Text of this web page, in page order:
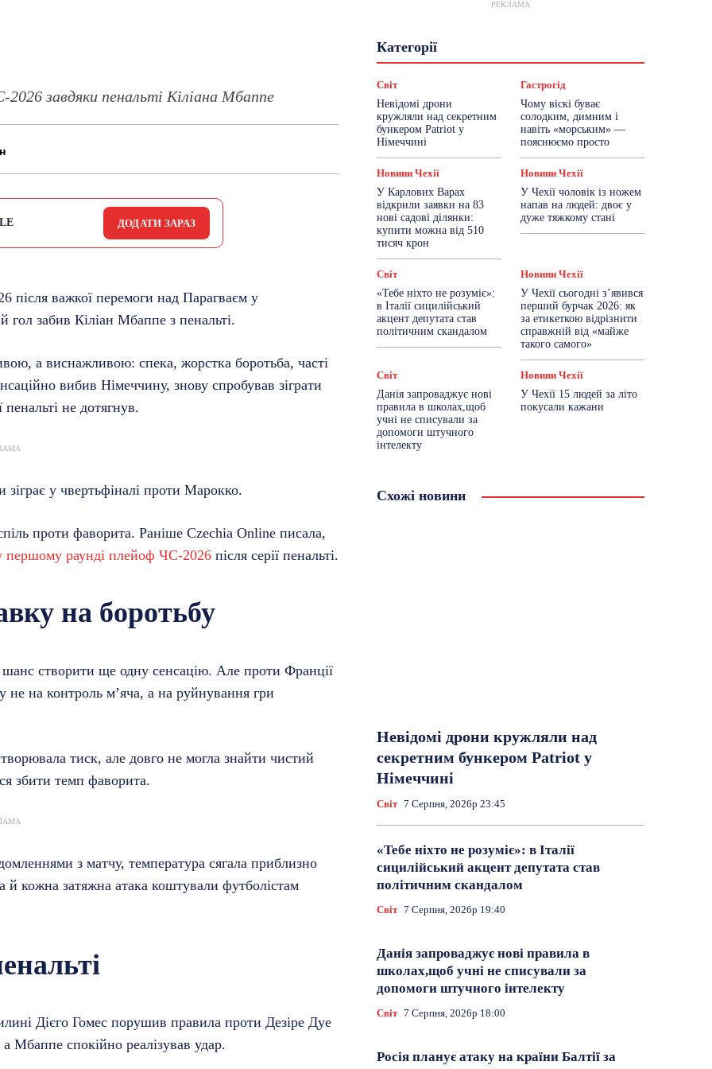
завдяки пенальті Кіліана Мбаппе
ДОДАТИ ЗАРАЗ
після важкої перемоги над Парагваєм у
забив Кіліан Мбаппе з пенальті.
а виснажливою: спека, жорстка боротьба, часті
вибив Німеччину, знову спробував зіграти
не дотягнув.
у чвертьфіналі проти Марокко.
проти фаворита. Раніше Czechia Online писала,
першому раунді плейоф ЧС-2026 після серії пенальті.
на боротьбу
створити ще одну сенсацію. Але проти Франції
не на контроль м’яча, а на руйнування гри
тиск, але довго не могла знайти чистий
збити темп фаворита.
з матчу, температура сягала приблизно
кожна затяжна атака коштували футболістам
Дієго Гомес порушив правила проти Дезіре Дуе
Мбаппе спокійно реалізував удар.
РЕКЛАМА
КатегоріїГастрогід
Знай Чехію
Новини Чехії
Політика
Робота
Сад та город
Світ
Спорт ТехноМанія
Топ-новини
Фоторепортаж
Більше
Світ
Невідомі дрони
кружляли над секретним
бункером Patriot у
Німеччині
Гастрогід
Чому віскі буває
солодким, димним і
навіть «морським» —
пояснюємо просто
Новини Чехії
У Карлових Варах
відкрили заявки на 83
нові садові ділянки:
купити можна від 510
тисяч крон
Новини Чехії
У Чехії чоловік із ножем
напав на людей: двоє у
дуже тяжкому стані
Світ
«Тебе ніхто не розуміє»:
в Італії сицилійський
акцент депутата став
політичним скандалом
Новини Чехії
У Чехії сьогодні з’явився
перший бурчак 2026: як
за етикеткою відрізнити
справжній від «майже
такого самого»
Світ
Данія запроваджує нові
правила в школах,щоб
учні не списували за
допомоги штучного
інтелекту
Новини Чехії
У Чехії 15 людей за літо
покусали кажани
Схожі новини
Невідомі дрони кружляли над
секретним бункером Patriot у
Німеччині
Світ 7 Серпня, 2026р 23:45
«Тебе ніхто не розуміє»: в Італії
сицилійський акцент депутата став
політичним скандалом
Світ 7 Серпня, 2026р 19:40
Данія запроваджує нові правила в
школах,щоб учні не списували за
допомоги штучного інтелекту
Світ 7 Серпня, 2026р 18:00
Росія планує атаку на країни Балтії за